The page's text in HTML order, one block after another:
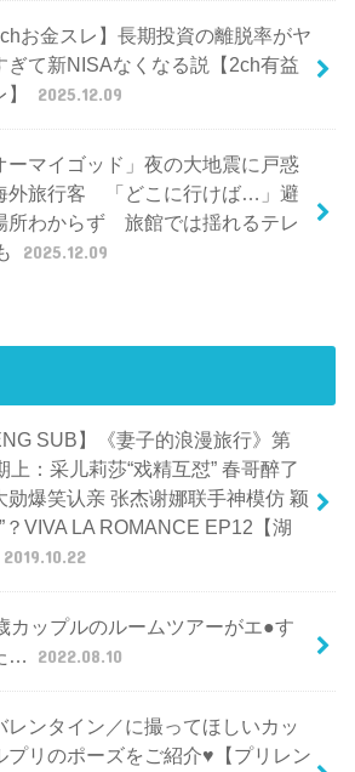
お金スレ】長期投資の離脱率がヤ
ぎて新NISAなくなる説【2ch有益
】
2025.12.09
ーマイゴッド」夜の大地震に戸惑
外旅行客 「どこに行けば…」避
所わからず 旅館では揺れるテレ
2025.12.09
SUB】《妻子的浪漫旅行》第
上：采儿莉莎“戏精互怼” 春哥醉了
勋爆笑认亲 张杰谢娜联手神模仿 颖
？VIVA LA ROMANCE EP12【湖
2019.10.22
カップルのルームツアーがエ●す
…
2022.08.10
レンタイン／に撮ってほしいカッ
プリのポーズをご紹介♥【プリレン